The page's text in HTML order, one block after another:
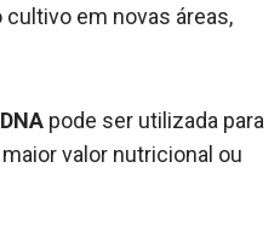
em novas áreas,
pode ser utilizada para
valor nutricional ou